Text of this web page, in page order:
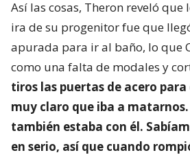
Así las cosas, Theron reveló que
ira de su progenitor fue que
apurada para ir al baño, lo que
como una falta de modales y
tiros las puertas de acero
muy claro que iba a
también estaba con él.
en serio, así que cuando